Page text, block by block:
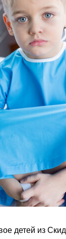
детей из